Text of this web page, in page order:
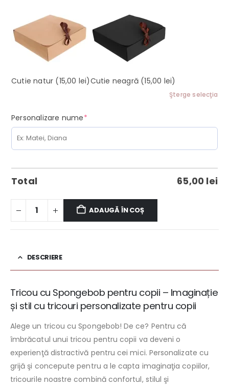
Cutie natur (15,00 lei)Cutie neagră (15,00 lei)
Şterge selecţia
Personalizare nume*(required)
Total 65,00 lei
ADAUGĂ ÎN COȘ
DESCRIERE
Tricou cu Spongebob pentru copii – Imaginație
și stil cu tricouri personalizate pentru copii
Alege un tricou cu Spongebob! De ce? Pentru că
îmbrăcatul unui tricou pentru copii va deveni o
experienţă distractivă pentru cei mici. Personalizate cu
grijă şi concepute pentru a le capta imaginaţia copiilor,
tricourile noastre combină confortul, stilul şi